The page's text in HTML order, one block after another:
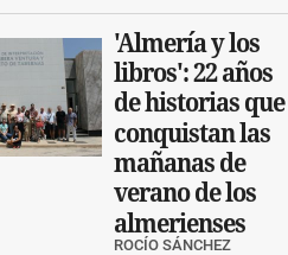
'Almería y los
libros': 22 años
de historias que
conquistan las
mañanas de
verano de los
almerienses
ROCÍO SÁNCHEZ